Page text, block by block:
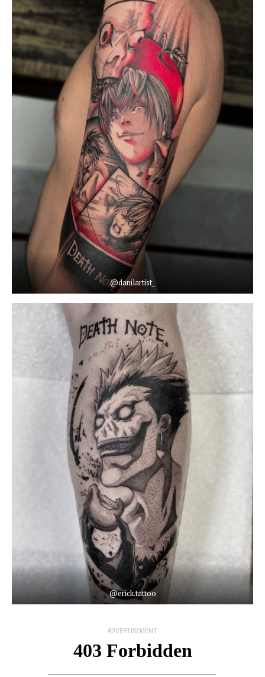
@danilartist_
@erick.tattoo
ADVERTISEMENT